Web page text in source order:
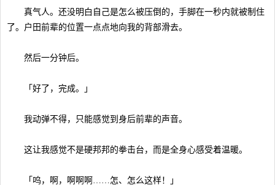
真气人。还没明白自己是怎么被压倒的，手脚在一秒内就被制住
了。户田前辈的位置一点点地向我的背部滑去。
然后一分钟后。
「好了，完成。」
我动弹不得，只能感觉到身后前辈的声音。
这让我感觉不是硬邦邦的拳击台，而是全身心感受着温暖。
「呜，啊，啊啊啊……怎、怎么这样！」